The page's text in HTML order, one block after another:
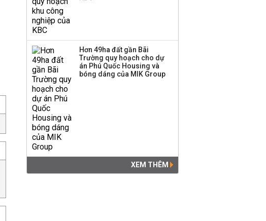
Hơn 49ha đất gần Bãi
Trường quy hoạch cho dự
án Phú Quốc Housing và
bóng dáng của MIK Group
XEM THÊM